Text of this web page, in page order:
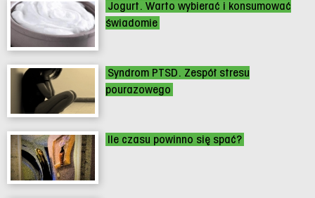
Jogurt. Warto wybierać i konsumować
świadomie
Syndrom PTSD. Zespół stresu
pourazowego
Ile czasu powinno się spać?